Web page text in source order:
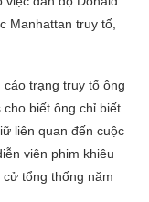
Manhattan truy tố,
trạng truy tố ông
biết ông chỉ biết
liên quan đến cuộc
viên phim khiêu
tổng thống năm